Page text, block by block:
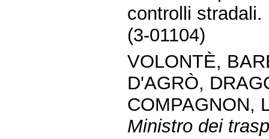
controlli stradali.
(3-01104)
VOLONTÈ,
D'AGRÒ,
COMPAGNON,
Ministro dei